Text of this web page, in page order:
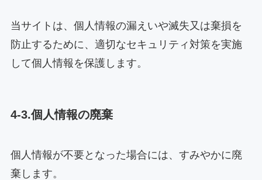
当サイトは、個人情報の漏えいや滅失又は棄損を
防止するために、適切なセキュリティ対策を実施
して個人情報を保護します。
4-3.個人情報の廃棄
個人情報が不要となった場合には、すみやかに廃
棄します。